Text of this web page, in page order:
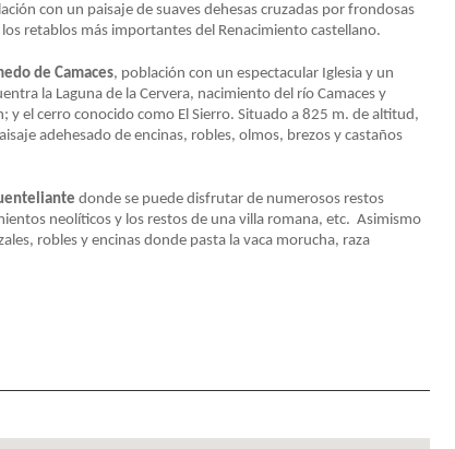
con un paisaje de suaves dehesas cruzadas por frondosas
retablos más importantes del Renacimiento castellano.
de Camaces, población con un espectacular Iglesia y un
la Laguna de la Cervera, nacimiento del río Camaces y
y el cerro conocido como El Sierro. Situado a 825 m. de altitud,
adehesado de encinas, robles, olmos, brezos y castaños
donde se puede disfrutar de numerosos restos
neolíticos y los restos de una villa romana, etc. Asimismo
robles y encinas donde pasta la vaca morucha, raza